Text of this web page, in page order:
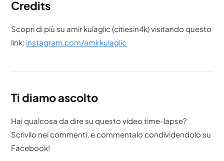
Credits
Scopri di più su amir kulaglic (citiesin4k) visitando questo
link: instagram.com/amirkulaglic
Ti diamo ascolto
Hai qualcosa da dire su questo video time-lapse?
Scrivilo nei commenti, e commentalo condividendolo su
Facebook!